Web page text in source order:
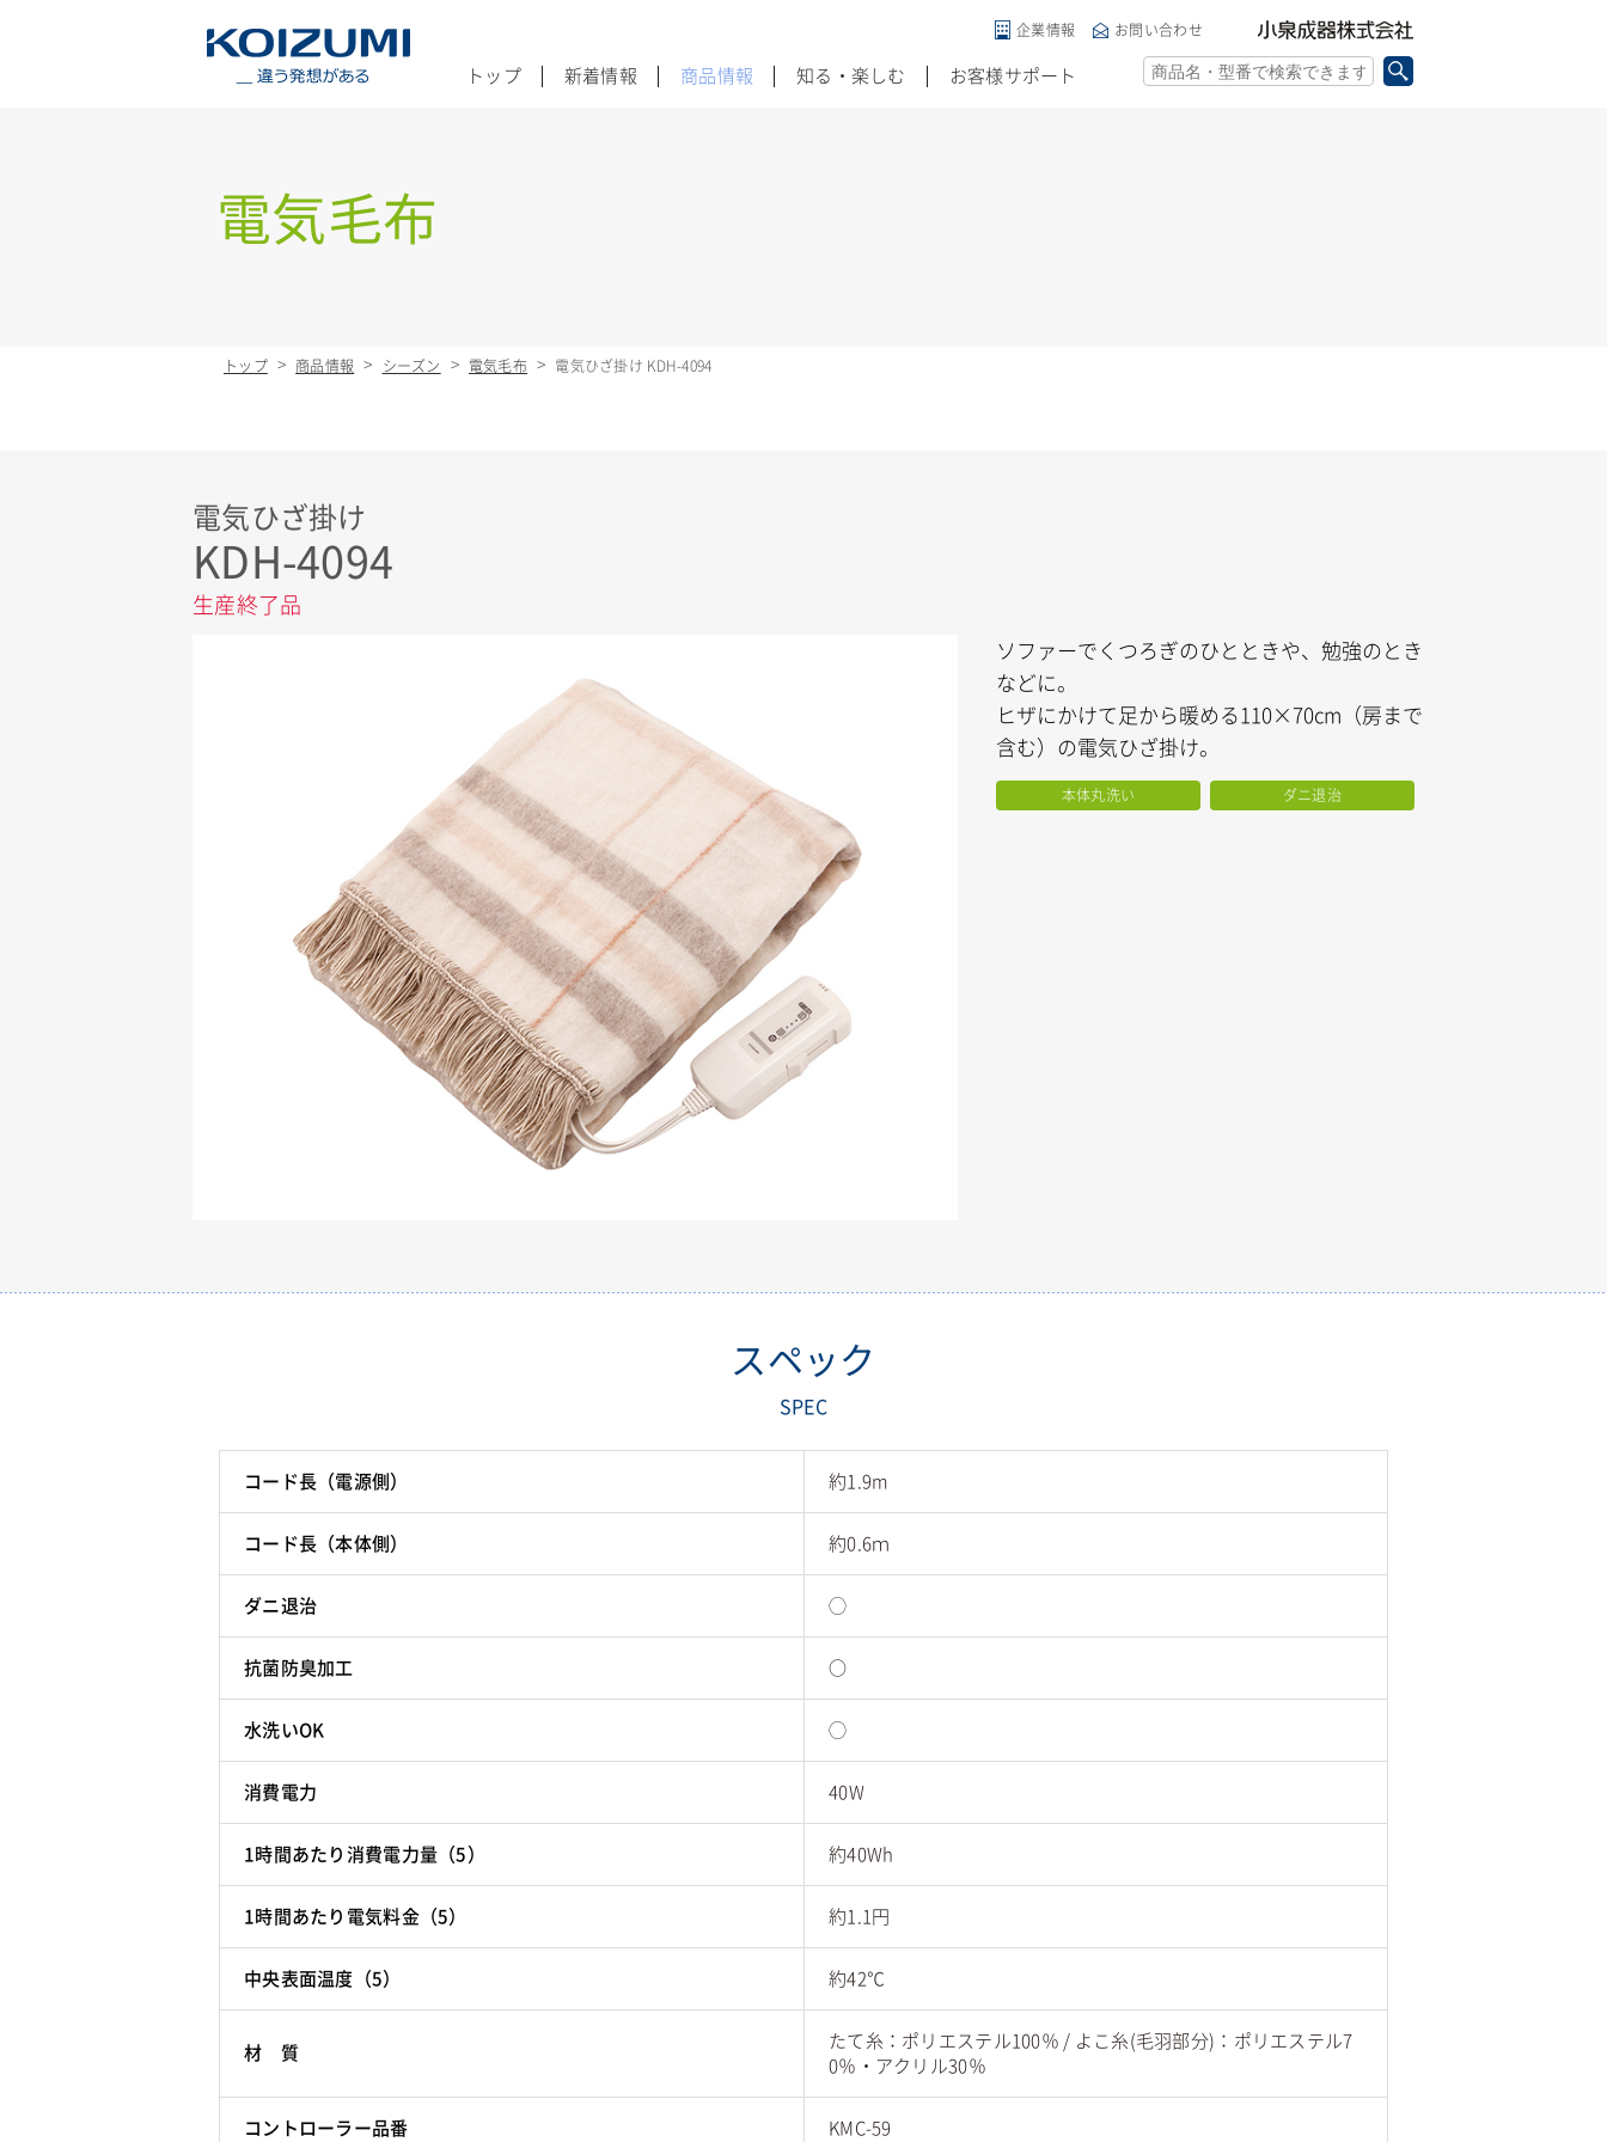
トップ 新着情報 商品情報 知る・楽しむ お客様サポート
企業情報 お問い合わせ
電気毛布
トップ 商品情報 シーズン 電気毛布 電気ひざ掛け KDH-4094
電気ひざ掛け
KDH-4094
生産終了品
ソファーでくつろぎのひとときや、勉強のとき
などに。
ヒザにかけて足から暖める110×70cm（房まで
含む）の電気ひざ掛け。
本体丸洗い ダニ退治
スペック
SPEC
コード長（電源側） 約1.9m
コード長（本体側） 約0.6ｍ
ダニ退治 ◯
抗菌防臭加工 ○
水洗いOK ◯
消費電力 40W
1時間あたり消費電力量（5） 約40Wh
1時間あたり電気料金（5） 約1.1円
中央表面温度（5） 約42℃
材 質
たて糸：ポリエステル100％ / よこ糸(毛羽部分)：ポリエステル7
0％・アクリル30％
コントローラー品番 KMC-59